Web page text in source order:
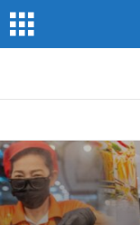
Koratway
by
นสพ.โคราช